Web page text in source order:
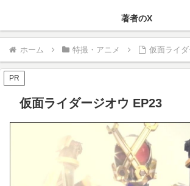
著者のX
ホーム 特撮・アニメ 仮面ライ
PR
仮面ライダージオウ EP23